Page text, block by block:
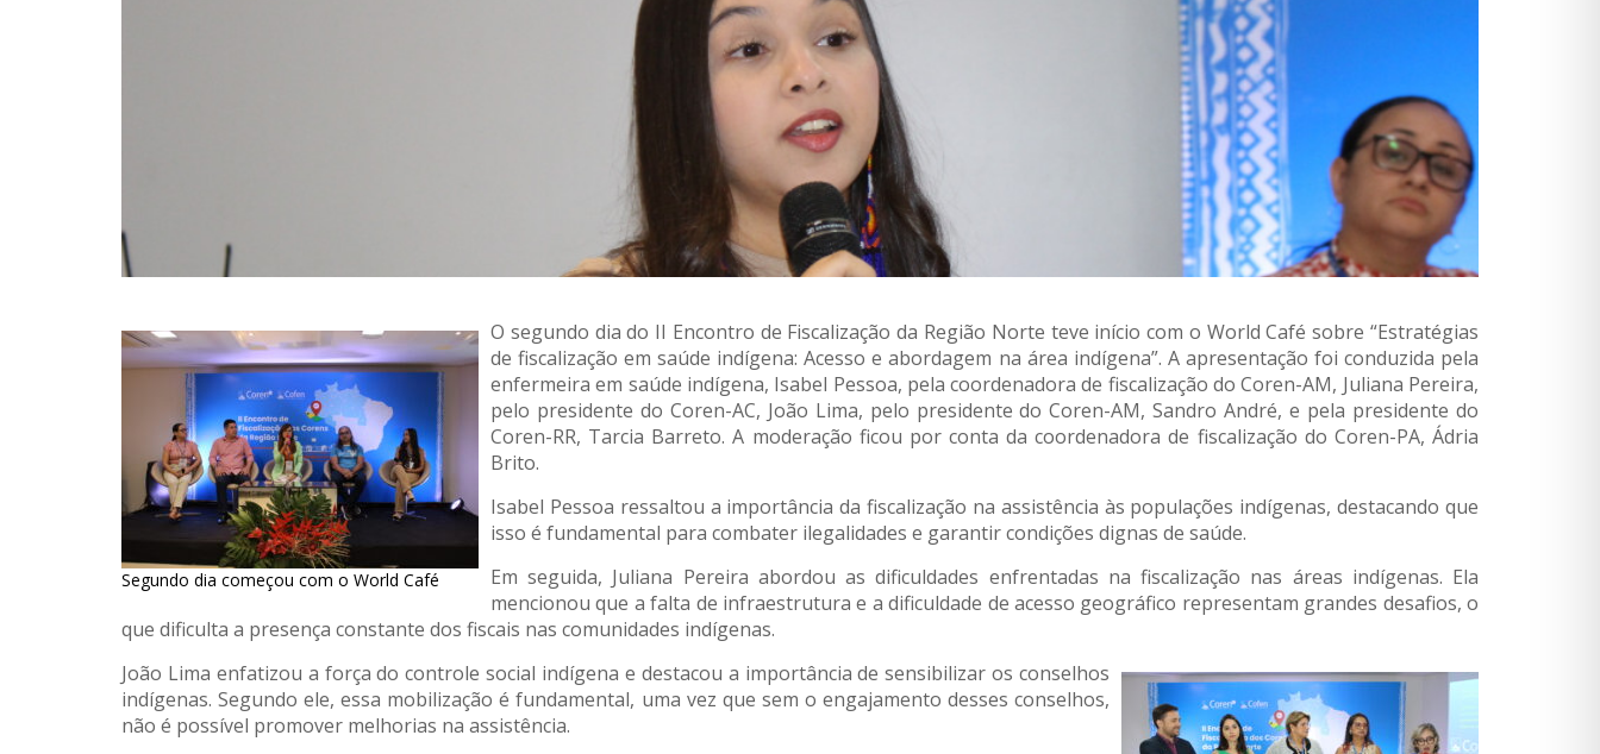
Segundo dia começou com o World Café
O segundo dia do II Encontro de Fiscalização da Região Norte teve início com o World Café sobre “Estratégias
de fiscalização em saúde indígena: Acesso e abordagem na área indígena”. A apresentação foi conduzida pela
enfermeira em saúde indígena, Isabel Pessoa, pela coordenadora de fiscalização do Coren-AM, Juliana Pereira,
pelo presidente do Coren-AC, João Lima, pelo presidente do Coren-AM, Sandro André, e pela presidente do
Coren-RR, Tarcia Barreto. A moderação ficou por conta da coordenadora de fiscalização do Coren-PA, Ádria
Brito.
Isabel Pessoa ressaltou a importância da fiscalização na assistência às populações indígenas, destacando que
isso é fundamental para combater ilegalidades e garantir condições dignas de saúde.
Em seguida, Juliana Pereira abordou as dificuldades enfrentadas na fiscalização nas áreas indígenas. Ela
mencionou que a falta de infraestrutura e a dificuldade de acesso geográfico representam grandes desafios, o
que dificulta a presença constante dos fiscais nas comunidades indígenas.
João Lima enfatizou a força do controle social indígena e destacou a importância de sensibilizar os conselhos
indígenas. Segundo ele, essa mobilização é fundamental, uma vez que sem o engajamento desses conselhos,
não é possível promover melhorias na assistência.